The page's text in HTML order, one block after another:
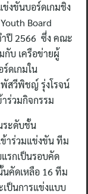
งขันบอร์ดเกมชิง
Board
ำปี 2566 ซึ่ง คณะ
กับ เครือข่ายผู้
ดเกมใน
สวีพิชญ์ รุ่งโรจน์
ร่วมกิจกรรม
ระดับชั้น
าร่วมแข่งขัน ทีม
รกเป็นรอบคัด
คัดเหลือ 16 ทีม
ป็นการแข่งแบบ